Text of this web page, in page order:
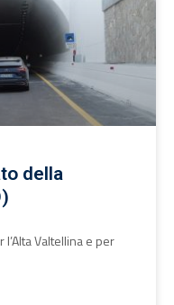
della
Valtellina e per